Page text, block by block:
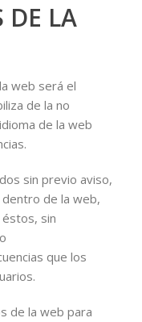
DE LA
web será el
de la no
de la web
sin previo aviso,
de la web,
sin
que los
de la web para